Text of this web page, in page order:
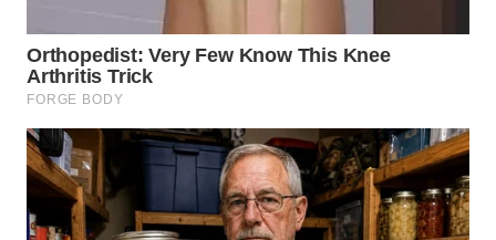
WN
SULSEL
GORONTALO
WN
SULUT